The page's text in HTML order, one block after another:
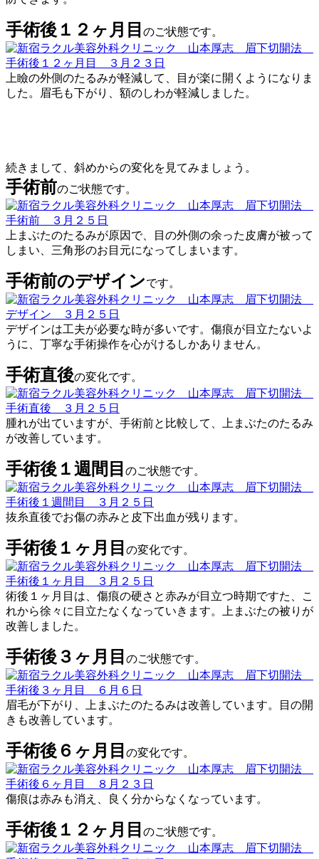
手術後１２ヶ月目 のご状態です。
上瞼の外側のたるみが軽減して、目が楽に開くようになりま
した。眉毛も下がり、額のしわが軽減しました。
続きまして、斜めからの変化を見てみましょう。
手術前のご状態です。
上まぶたのたるみが原因で、目の外側の余った皮膚が被って
しまい、三角形のお目元になってしまいます。
手術前のデザインです。
デザインは工夫が必要な時が多いです。傷痕が目立たないよ
うに、丁寧な手術操作を心がけるしかありません。
手術直後の変化です。
腫れが出ていますが、手術前と比較して、上まぶたのたるみ
が改善しています。
手術後１週間目 のご状態です。
抜糸直後でお傷の赤みと皮下出血が残ります。
手術後１ヶ月目 の変化です。
術後１ヶ月目は、傷痕の硬さと赤みが目立つ時期ですた、こ
れから徐々に目立たなくなっていきます。上まぶたの被りが
改善しました。
手術後３ヶ月目 のご状態です。
眉毛が下がり、上まぶたのたるみは改善しています。目の開
きも改善しています。
手術後６ヶ月目 の変化です。
傷痕は赤みも消え、良く分からなくなっています。
手術後１２ヶ月目 のご状態です。